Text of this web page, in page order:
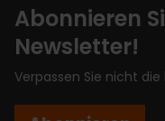
Abonnieren
Newsletter!
Verpassen Sie nicht